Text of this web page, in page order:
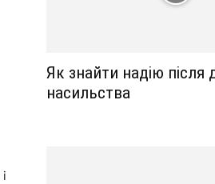
Як знайти надію
насильства